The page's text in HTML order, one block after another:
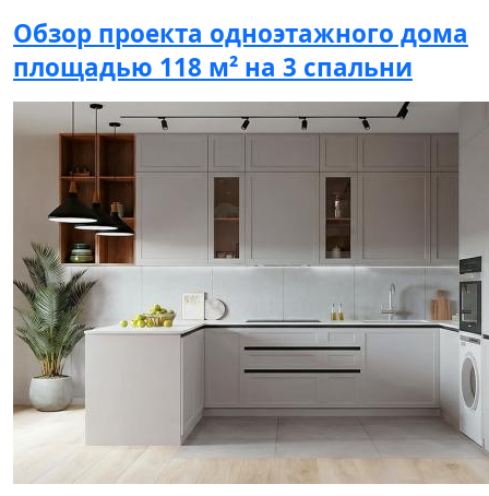
Обзор проекта одноэтажного дома
площадью 118 м² на 3 спальни